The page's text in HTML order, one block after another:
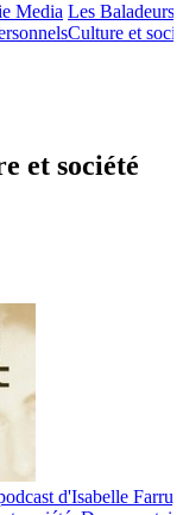
Media Les Baladeurs
Culture et
et société
d'Isabelle